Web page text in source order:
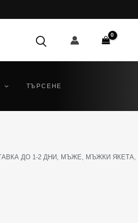
ТЪРСЕНЕ
ДО 1-2 ДНИ, МЪЖЕ, МЪЖКИ ЯКЕТА,